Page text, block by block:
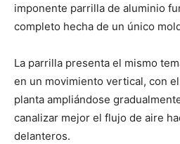
imponente parrilla de aluminio
completo hecha de un único
La parrilla presenta el mismo
en un movimiento vertical, con
planta ampliándose
canalizar mejor el flujo de aire
delanteros.